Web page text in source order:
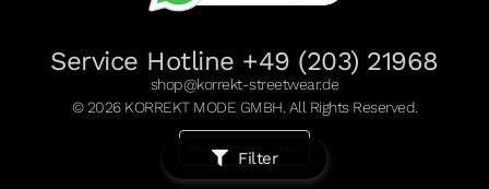
Filter
Service Hotline +49 (203) 21968
shop@korrekt-streetwear.de
© 2026 KORREKT MODE GMBH. All Rights Reserved.
Datenschutz und Cookies